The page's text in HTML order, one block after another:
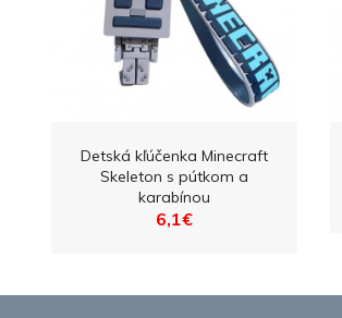
Detská kľúčenka Minecraft
Skeleton s pútkom a
karabínou
6,1€